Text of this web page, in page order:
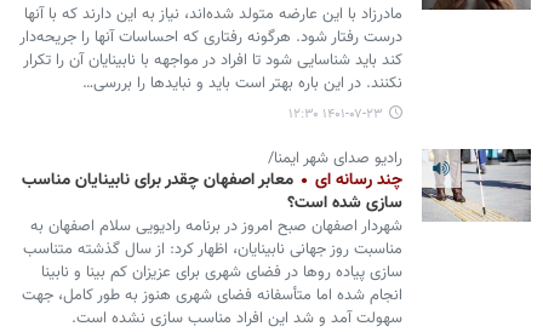
مادرزاد با این عارضه متولد شده‌اند، نیاز به این دارند که با آنها
درست رفتار شود. هرگونه رفتاری که احساسات آنها را جریحه‌دار
کند باید شناسایی شود تا افراد در مواجهه با نابینایان آن را تکرار
نکنند. در این باره بهتر است باید و نبایدها را بررسی…
۱۴۰۱-۰۷-۲۳ ۱۲:۳۰
رادیو صدای شهر ایمنا/
چند رسانه ای
معابر اصفهان چقدر برای نابینایان مناسب
سازی شده است؟
شهردار اصفهان صبح امروز در برنامه رادیویی سلام اصفهان به
مناسبت روز جهانی نابینایان، اظهار کرد: از سال گذشته متناسب
سازی پیاده روها در فضای شهری برای عزیزان کم بینا و نابینا
انجام شده اما متأسفانه فضای شهری هنوز به طور کامل، جهت
سهولت آمد و شد این افراد مناسب سازی نشده است.